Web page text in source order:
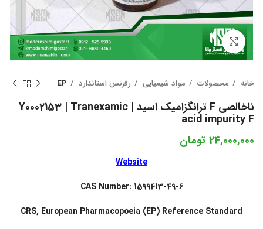
بزرگنمایی تصویر
خانه محصولات مواد شیمیایی رفرنس استاندارد EP
ناخالصی F ترانگزامیک اسید | Y0002153 | Tranexamic
acid impurity F
24,000,000 تومان
Website
CAS Number: 1599413-49-6
CRS, European Pharmacopoeia (EP) Reference Standard